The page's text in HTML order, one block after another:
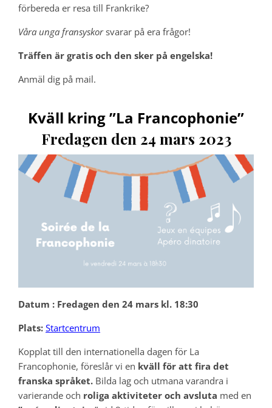
förbereda er resa till Frankrike?
Våra unga fransyskorsvarar på era frågor!
Träffen är gratis och den sker på engelska!
Anmäl dig på mail.
Kväll kring ”La Francophonie”
Fredagen den 24 mars 2023
Datum : Fredagen den 24 mars kl. 18:30
Plats: Startcentrum
Kopplat till den internationella dagen för La
Francophonie, föreslår vi en kväll för att fira det
franska språket. Bilda lag och utmana varandra i
varierande och roliga aktiviteter och avsluta med en